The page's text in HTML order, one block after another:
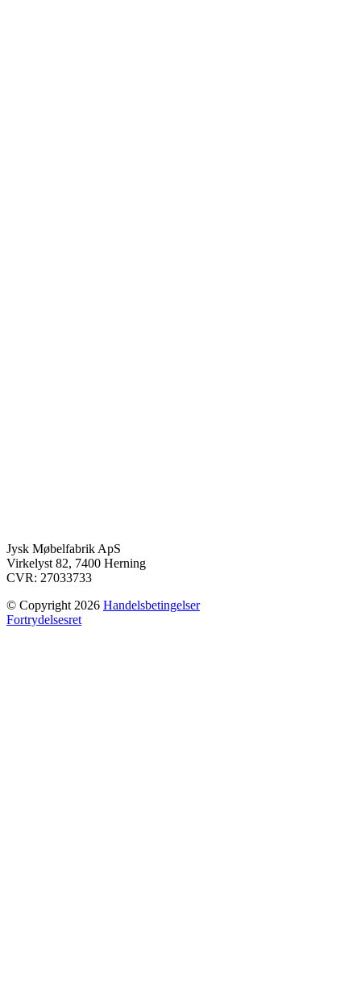
Jysk Møbelfabrik ApS
Virkelyst 82, 7400 Herning
CVR: 27033733
© Copyright 2026 Handelsbetingelser
Fortrydelsesret